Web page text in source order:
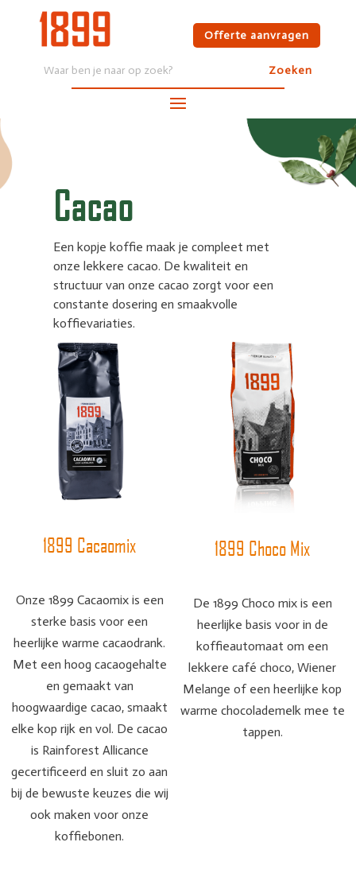
Offerte aanvragen
Cacao
Een kopje koffie maak je compleet met
onze lekkere cacao. De kwaliteit en
structuur van onze cacao zorgt voor een
constante dosering en smaakvolle
koffievariaties.
1899 Cacaomix
Onze 1899 Cacaomix is een
sterke basis voor een
heerlijke warme cacaodrank.
Met een hoog cacaogehalte
en gemaakt van
hoogwaardige cacao, smaakt
elke kop rijk en vol. De cacao
is Rainforest Allicance
gecertificeerd en sluit zo aan
bij de bewuste keuzes die wij
ook maken voor onze
koffiebonen.
1899 Choco Mix
De 1899 Choco mix is een
heerlijke basis voor in de
koffieautomaat om een
lekkere café choco, Wiener
Melange of een heerlijke kop
warme chocolademelk mee te
tappen.